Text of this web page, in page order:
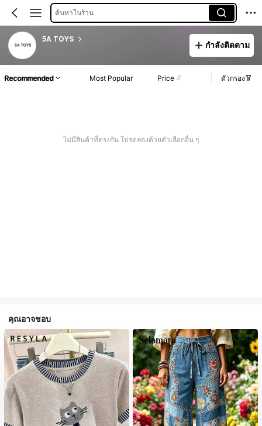
ค้นหาในร้าน
5A TOYS
กำลังติดตาม
Recommended Most Popular Price ตัวกรอง
ไม่มีสินค้าที่ตรงกัน โปรดลองด้วยตัวเลือกอื่น ๆ
คุณอาจชอบ